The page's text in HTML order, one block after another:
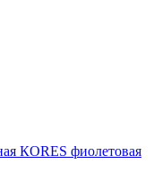
КORES фиолетовая